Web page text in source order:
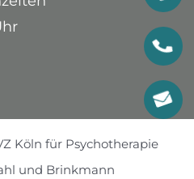
Köln für Psychotherapie
und Brinkmann